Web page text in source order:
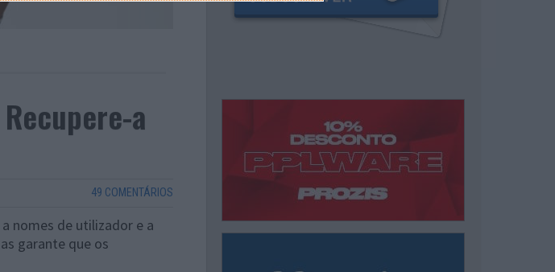
a
49 COMENTÁRIOS
nomes de utilizador e a
garante que os